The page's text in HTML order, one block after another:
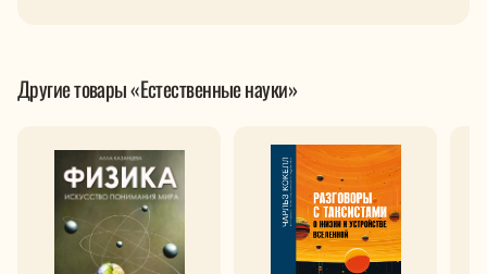
Другие товары «Естественные науки»